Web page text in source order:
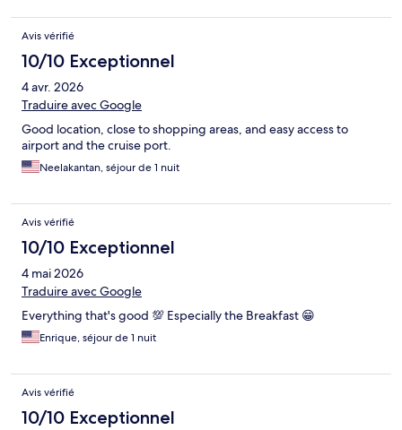
Avis vérifié
10/10 Exceptionnel
4 avr. 2026
Traduire avec Google
Good location, close to shopping areas, and easy access to
airport and the cruise port.
Neelakantan, séjour de 1 nuit
Avis vérifié
10/10 Exceptionnel
4 mai 2026
Traduire avec Google
Everything that's good 💯 Especially the Breakfast 😁
Enrique, séjour de 1 nuit
Avis vérifié
10/10 Exceptionnel